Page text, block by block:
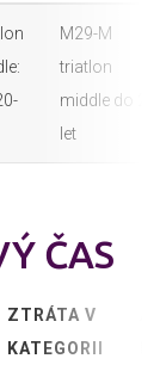
M29-M
triatlon
middle do 29
let
ČAS
ZTRÁTA V
KATEGORII